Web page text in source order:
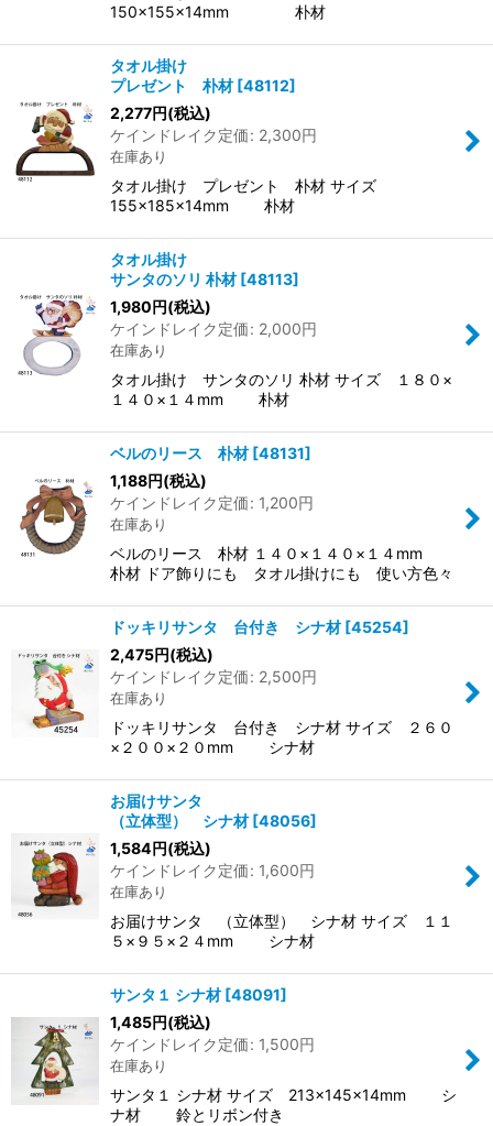
150×155×14mm 朴材
タオル掛け
プレゼント 朴材 [48112]
2,277円(税込)
ケインドレイク定価: 2,300円
在庫あり
タオル掛け プレゼント 朴材 サイズ
155×185×14mm 朴材
タオル掛け
サンタのソリ 朴材 [48113]
1,980円(税込)
ケインドレイク定価: 2,000円
在庫あり
タオル掛け サンタのソリ 朴材 サイズ １８０×
１４０×１４mm 朴材
ベルのリース 朴材 [48131]
1,188円(税込)
ケインドレイク定価: 1,200円
在庫あり
ベルのリース 朴材 １４０×１４０×１４mm
朴材 ドア飾りにも タオル掛けにも 使い方色々
ドッキリサンタ 台付き シナ材 [45254]
2,475円(税込)
ケインドレイク定価: 2,500円
在庫あり
ドッキリサンタ 台付き シナ材 サイズ ２６０
×２００×２０mm シナ材
お届けサンタ
（立体型） シナ材 [48056]
1,584円(税込)
ケインドレイク定価: 1,600円
在庫あり
お届けサンタ （立体型） シナ材 サイズ １１
５×９５×２４mm シナ材
サンタ１ シナ材 [48091]
1,485円(税込)
ケインドレイク定価: 1,500円
在庫あり
サンタ１ シナ材 サイズ 213×145×14mm シ
ナ材 鈴とリボン付き